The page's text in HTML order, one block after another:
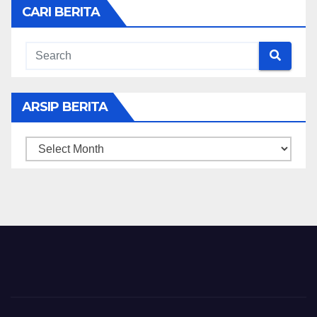
CARI BERITA
ARSIP BERITA
ARSIP